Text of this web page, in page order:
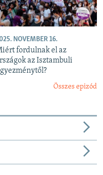
NOVEMBER 16.
fordulnak el az
az Isztambuli
Összes epizód